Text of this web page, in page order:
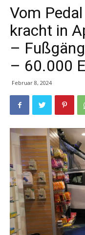
Vom
kracht in
–
– 60.000
Februar 8, 2024